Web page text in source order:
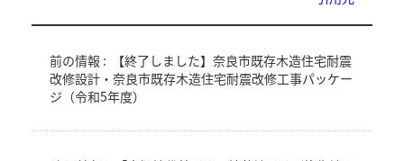
前の情報 :
【終了しました】奈良市既存木造住宅耐震
改修設計・奈良市既存木造住宅耐震改修工事パッケー
ジ（令和5年度）